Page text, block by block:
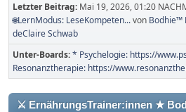
Letzter Beitrag: Mai 19, 2026, 01:20
🌐LernModus: LeseKompeten...von Bodhie™
deClaire Schwab
Unter-Boards * Psychelogie: https://
Resonanztherapie: https://
⚔ ErnährungsTrainer:innen ★